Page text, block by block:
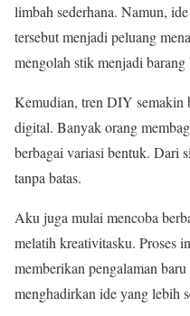
limbah sederhana. Namun,
tersebut menjadi peluang
mengolah stik menjadi
Kemudian, tren DIY semakin
digital. Banyak orang
berbagai variasi bentuk. Dari
tanpa batas.
Aku juga mulai mencoba
melatih kreativitasku. Proses
memberikan pengalaman
menghadirkan ide yang lebih